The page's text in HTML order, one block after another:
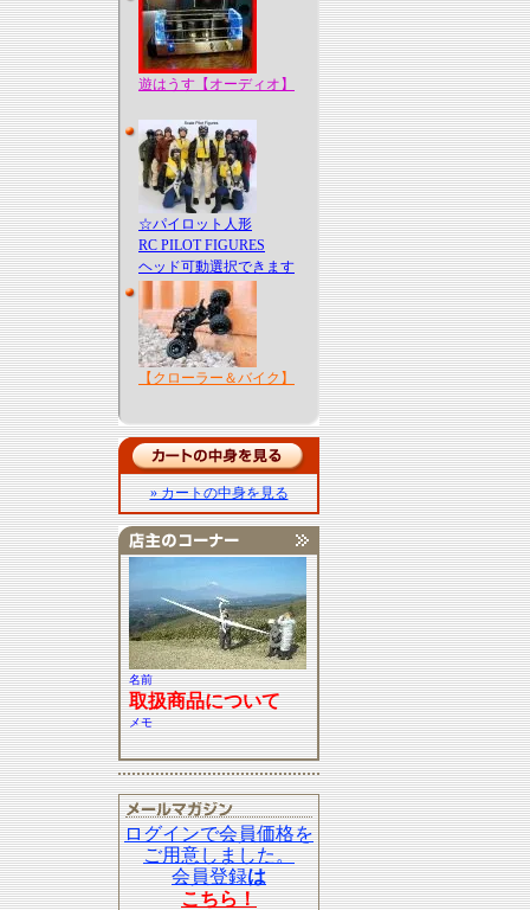
遊はうす【オーディオ】
☆パイロット人形
RC PILOT FIGURES
ヘッド可動選択できます
【クローラー＆バイク】
» カートの中身を見る
名前
取扱商品について
メモ
ログインで会員価格を
ご用意しました。
会員登録は
こちら！